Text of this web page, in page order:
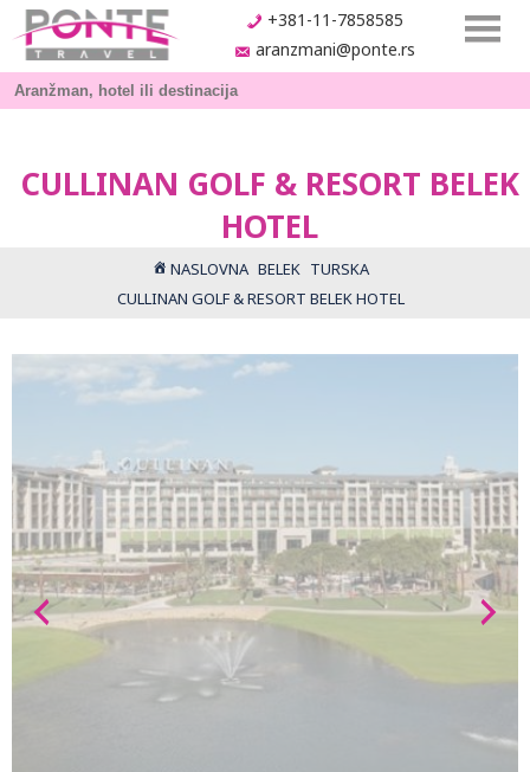
+381-11-7858585
aranzmani@ponte.rs
CULLINAN GOLF & RESORT BELEK
HOTEL
NASLOVNA BELEK TURSKA
CULLINAN GOLF & RESORT BELEK HOTEL